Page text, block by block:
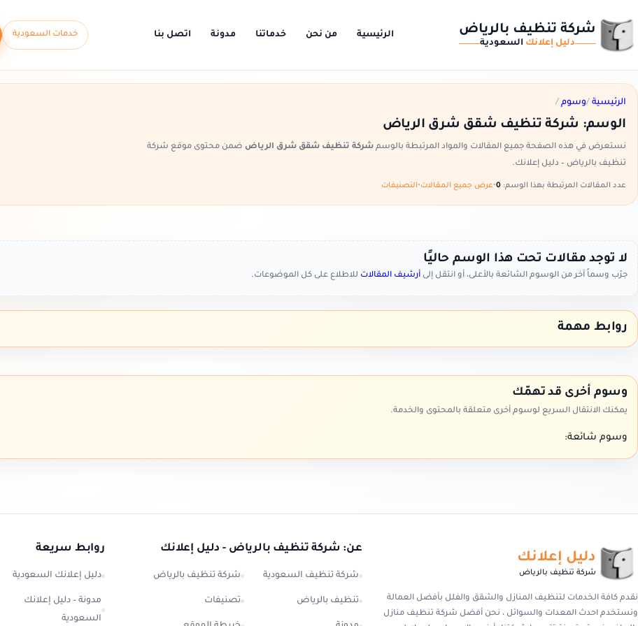
شركة تنظيف بالرياض
دليل إعلانك السعودية
الرئيسية من نحن خدماتنا مدونة اتصل بنا خدمات السعودية
الرئيسية /وسوم /
الوسم: شركة تنظيف شقق شرق الرياض
نستعرض في هذه الصفحة جميع المقالات والمواد المرتبطة بالوسم شركة تنظيف شقق شرق الرياض ضمن محتوى موقع شركة
تنظيف بالرياض – دليل إعلانك.
عدد المقالات المرتبطة بهذا الوسم: •عرض جميع المقالات•التصنيفات
لا توجد مقالات تحت هذا الوسم حاليًا
جرّب وسماً آخر من الوسوم الشائعة بالأعلى، أو انتقل إلى أرشيف المقالات للاطلاع على كل الموضوعات.
روابط مهمة
وسوم أخرى قد تهمّك
يمكنك الانتقال السريع لوسوم أخرى متعلقة بالمحتوى والخدمة.
وسوم شائعة:
دليل إعلانك
شركة تنظيف بالرياض
نقدم كافة الخدمات لتنظيف المنازل والشقق والفلل بأفضل العمالة
ونستخدم احدث المعدات والسوائل ، نحن أفضل شركة تنظيف منازل
عن: شركة تنظيف بالرياض - دليل إعلانك
شركة تنظيف السعودية شركة تنظيف بالرياض
تنظيف بالرياض تصنيفات
روابط سريعة
دليل إعلانك السعودية
مدونة – دليل إعلانك
السعودية